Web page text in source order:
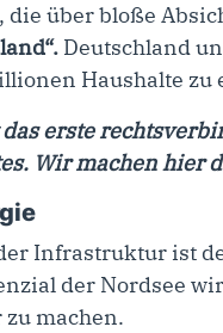
die über bloße
Deutschland
Haushalte zu
erste
Wir machen hier
Infrastruktur ist
der Nordsee
machen.